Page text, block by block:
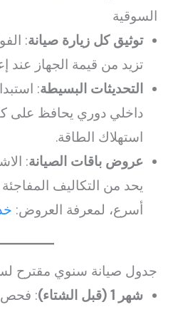
السوقية
توثيق كل زيارة صيانة:
تزيد من قيمة الجهاز عند
التحديثات البسيطة:
داخلي دوري يحافظ على
استهلاك الطاقة.
عروض باقات الصيانة:
يحد من التكاليف
أسرع، لمعرفة العروض:
جدول صيانة سنوي مقترح
شهر 1 (قبل الشتاء)
: فحص